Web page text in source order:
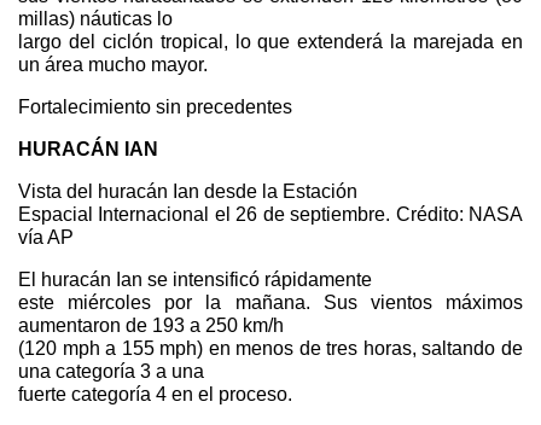
millas) náuticas lo
largo del ciclón tropical, lo que extenderá la marejada en
un área mucho mayor.
Fortalecimiento sin precedentes
HURACÁN IAN
Vista del huracán Ian desde la Estación
Espacial Internacional el 26 de septiembre. Crédito: NASA
vía AP
El huracán Ian se intensificó rápidamente
este miércoles por la mañana. Sus vientos máximos
aumentaron de 193 a 250 km/h
(120 mph a 155 mph) en menos de tres horas, saltando de
una categoría 3 a una
fuerte categoría 4 en el proceso.